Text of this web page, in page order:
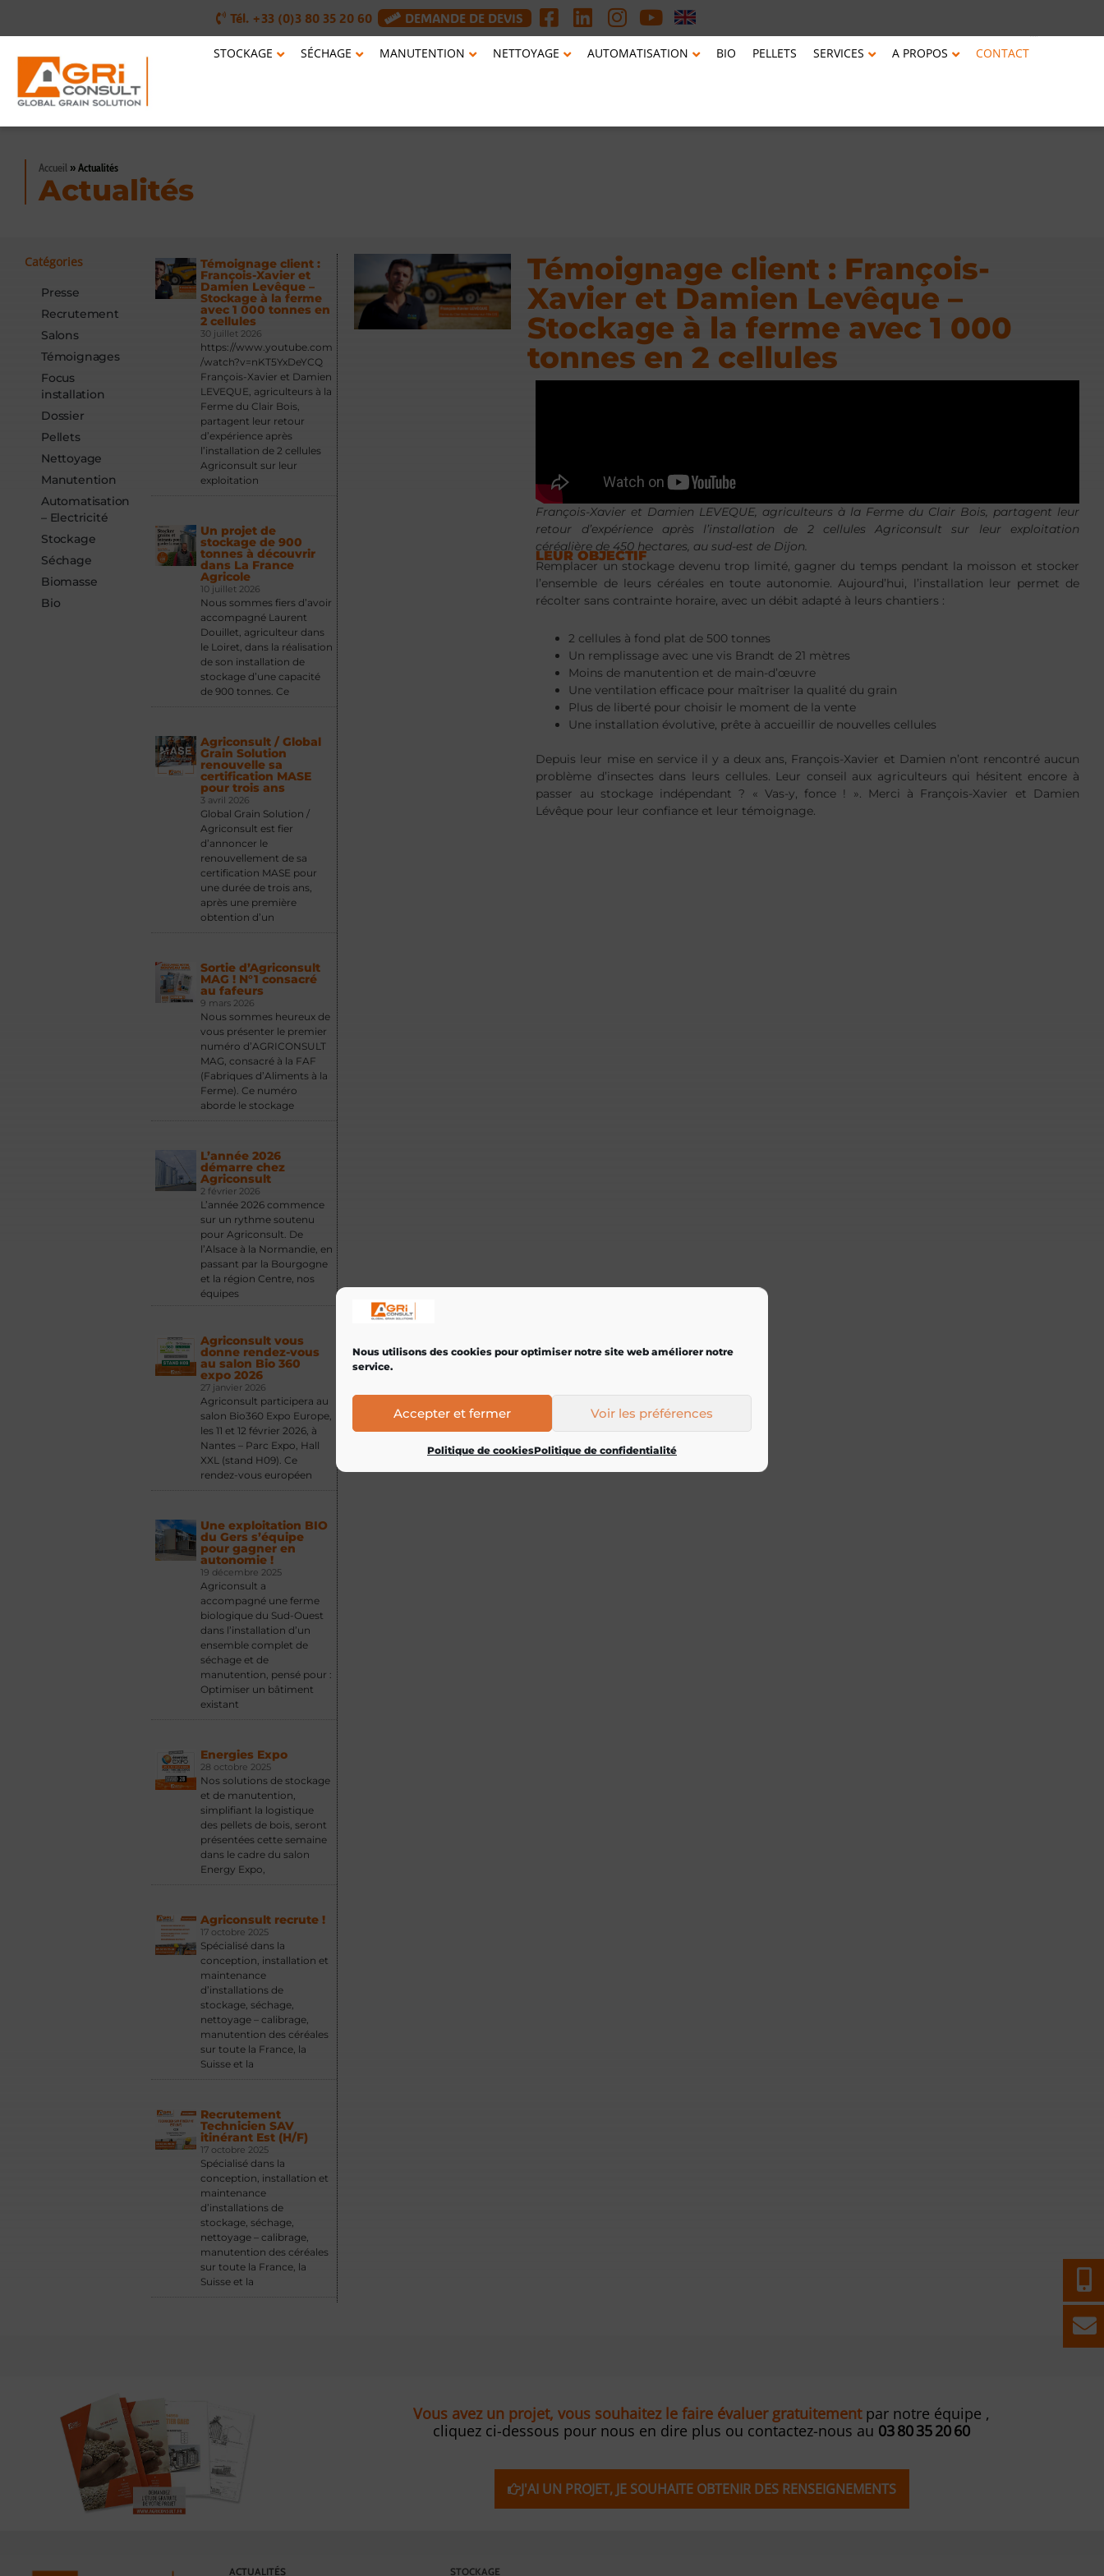
Nous utilisons des cookies pour optimiser notre site web améliorer notre
service.
Accepter et fermer Voir les préférences
Politique de cookiesPolitique de confidentialité
Tél. +33 (0)3 80 35 20 60 DEMANDE DE DEVIS
STOCKAGE SÉCHAGE MANUTENTION NETTOYAGE AUTOMATISATION BIO PELLETS SERVICES A PROPOS CONTACT
Accueil »Actualités
Actualités
Catégories
Presse
Recrutement
Salons
Témoignages
Focus
installation
Dossier
Pellets
Nettoyage
Manutention
Automatisation
– Electricité
Stockage
Séchage
Biomasse
Bio
Témoignage client :
François-Xavier et
Damien Levêque –
Stockage à la ferme
avec 1 000 tonnes en
2 cellules
30 juillet 2026
https://www.youtube.com
/watch?v=nKT5YxDeYCQ
François-Xavier et Damien
LEVEQUE, agriculteurs à la
Ferme du Clair Bois,
partagent leur retour
d’expérience après
l’installation de 2 cellules
Agriconsult sur leur
exploitation
Un projet de
stockage de 900
tonnes à découvrir
dans La France
Agricole
10 juillet 2026
Nous sommes fiers d’avoir
accompagné Laurent
Douillet, agriculteur dans
le Loiret, dans la réalisation
de son installation de
stockage d’une capacité
de 900 tonnes. Ce
Agriconsult / Global
Grain Solution
renouvelle sa
certification MASE
pour trois ans
3 avril 2026
Global Grain Solution /
Agriconsult est fier
d’annoncer le
renouvellement de sa
certification MASE pour
une durée de trois ans,
après une première
obtention d’un
Sortie d’Agriconsult
MAG ! N°1 consacré
au fafeurs
9 mars 2026
Nous sommes heureux de
vous présenter le premier
numéro d’AGRICONSULT
MAG, consacré à la FAF
(Fabriques d’Aliments à la
Ferme). Ce numéro
aborde le stockage
L’année 2026
démarre chez
Agriconsult
2 février 2026
L’année 2026 commence
sur un rythme soutenu
pour Agriconsult. De
l’Alsace à la Normandie, en
passant par la Bourgogne
et la région Centre, nos
équipes
Agriconsult vous
donne rendez-vous
au salon Bio 360
expo 2026
27 janvier 2026
Agriconsult participera au
salon Bio360 Expo Europe,
les 11 et 12 février 2026, à
Nantes – Parc Expo, Hall
XXL (stand H09). Ce
rendez-vous européen
Une exploitation BIO
du Gers s’équipe
pour gagner en
autonomie !
19 décembre 2025
Agriconsult a
accompagné une ferme
biologique du Sud-Ouest
dans l’installation d’un
ensemble complet de
séchage et de
manutention, pensé pour :
Optimiser un bâtiment
existant
Energies Expo
28 octobre 2025
Nos solutions de stockage
et de manutention,
simplifiant la logistique
des pellets de bois, seront
présentées cette semaine
dans le cadre du salon
Energy Expo,
Agriconsult recrute !
17 octobre 2025
Spécialisé dans la
conception, installation et
maintenance
d’installations de
stockage, séchage,
nettoyage – calibrage,
manutention des céréales
sur toute la France, la
Suisse et la
Recrutement
Technicien SAV
itinérant Est (H/F)
17 octobre 2025
Spécialisé dans la
conception, installation et
maintenance
d’installations de
stockage, séchage,
nettoyage – calibrage,
manutention des céréales
sur toute la France, la
Suisse et la
Témoignage client : François-
Xavier et Damien Levêque –
Stockage à la ferme avec 1 000
tonnes en 2 cellules
François-Xavier et Damien LEVEQUE, agriculteurs à la Ferme du Clair Bois, partagent leur
retour d’expérience après l’installation de 2 cellules Agriconsult sur leur exploitation
céréalière de 450 hectares, au sud-est de Dijon.
LEUR OBJECTIF
Remplacer un stockage devenu trop limité, gagner du temps pendant la moisson et stocker
l’ensemble de leurs céréales en toute autonomie. Aujourd’hui, l’installation leur permet de
récolter sans contrainte horaire, avec un débit adapté à leurs chantiers :
2 cellules à fond plat de 500 tonnes
Un remplissage avec une vis Brandt de 21 mètres
Moins de manutention et de main-d’œuvre
Une ventilation efficace pour maîtriser la qualité du grain
Plus de liberté pour choisir le moment de la vente
Une installation évolutive, prête à accueillir de nouvelles cellules
Depuis leur mise en service il y a deux ans, François-Xavier et Damien n’ont rencontré aucun
problème d’insectes dans leurs cellules. Leur conseil aux agriculteurs qui hésitent encore à
passer au stockage indépendant ? « Vas-y, fonce ! ». Merci à François-Xavier et Damien
Lévêque pour leur confiance et leur témoignage.
Vous avez un projet, vous souhaitez le faire évaluer gratuitementpar notre équipe ,
cliquez ci-dessous pour nous en dire plus ou contactez-nous au 03 80 35 20 60
J'AI UN PROJET, JE SOUHAITE OBTENIR DES RENSEIGNEMENTS
ACTUALITÉS STOCKAGE